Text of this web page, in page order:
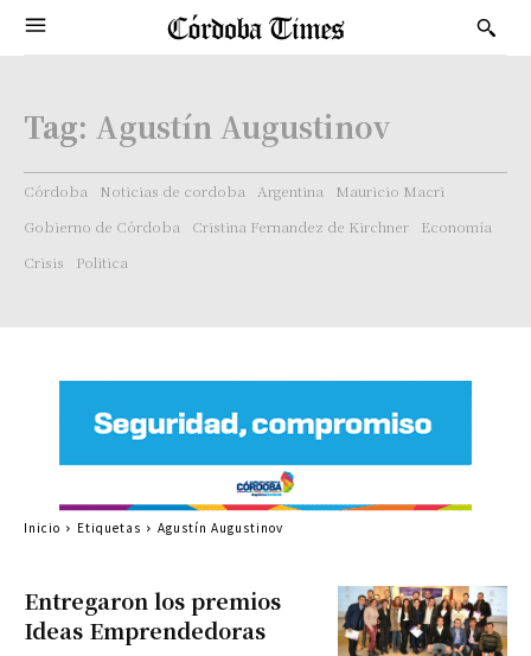
Tag: Agustín Augustinov
Córdoba Noticias de cordoba Argentina
Mauricio Macri
Gobierno de Córdoba
Cristina Fernandez de Kirchner
Economía
Crisis
Politica
Entregaron los premios
Ideas Emprendedoras
Inicio Etiquetas Agustín Augustinov